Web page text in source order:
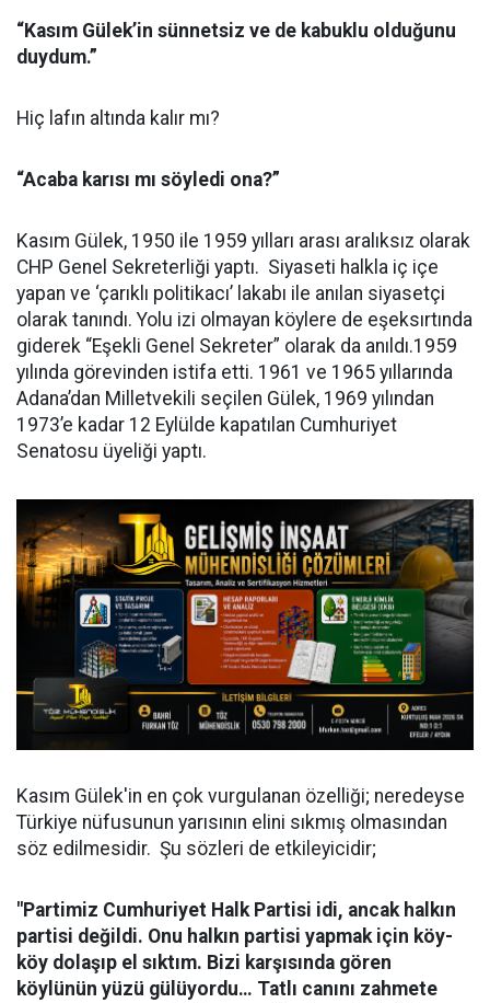
“Kasım Gülek’in sünnetsiz ve de kabuklu olduğunu
duydum.”
Hiç lafın altında kalır mı?
“Acaba karısı mı söyledi ona?”
Kasım Gülek, 1950 ile 1959 yılları arası aralıksız olarak
CHP Genel Sekreterliği yaptı. Siyaseti halkla iç içe
yapan ve ‘çarıklı politikacı’ lakabı ile anılan siyasetçi
olarak tanındı. Yolu izi olmayan köylere de eşeksırtında
giderek “Eşekli Genel Sekreter” olarak da anıldı.1959
yılında görevinden istifa etti. 1961 ve 1965 yıllarında
Adana’dan Milletvekili seçilen Gülek, 1969 yılından
1973’e kadar 12 Eylülde kapatılan Cumhuriyet
Senatosu üyeliği yaptı.
Kasım Gülek'in en çok vurgulanan özelliği; neredeyse
Türkiye nüfusunun yarısının elini sıkmış olmasından
söz edilmesidir. Şu sözleri de etkileyicidir;
"Partimiz Cumhuriyet Halk Partisi idi, ancak halkın
partisi değildi. Onu halkın partisi yapmak için köy-
köy dolaşıp el sıktım. Bizi karşısında gören
köylünün yüzü gülüyordu… Tatlı canını zahmete